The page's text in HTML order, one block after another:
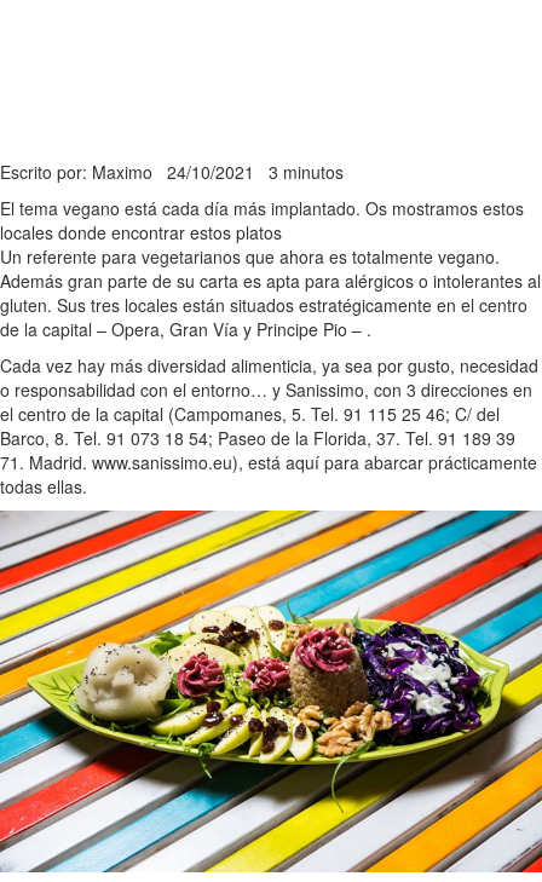
Escrito por: Maximo 24/10/2021 3 minutos
El tema vegano está cada día más implantado. Os mostramos estos
locales donde encontrar estos platos
Un referente para vegetarianos que ahora es totalmente vegano.
Además gran parte de su carta es apta para alérgicos o intolerantes al
gluten. Sus tres locales están situados estratégicamente en el centro
de la capital – Opera, Gran Vía y Principe Pio – .
Cada vez hay más diversidad alimenticia, ya sea por gusto, necesidad
o responsabilidad con el entorno… y Sanissimo, con 3 direcciones en
el centro de la capital (Campomanes, 5. Tel. 91 115 25 46; C/ del
Barco, 8. Tel. 91 073 18 54; Paseo de la Florida, 37. Tel. 91 189 39
71. Madrid. www.sanissimo.eu), está aquí para abarcar prácticamente
todas ellas.